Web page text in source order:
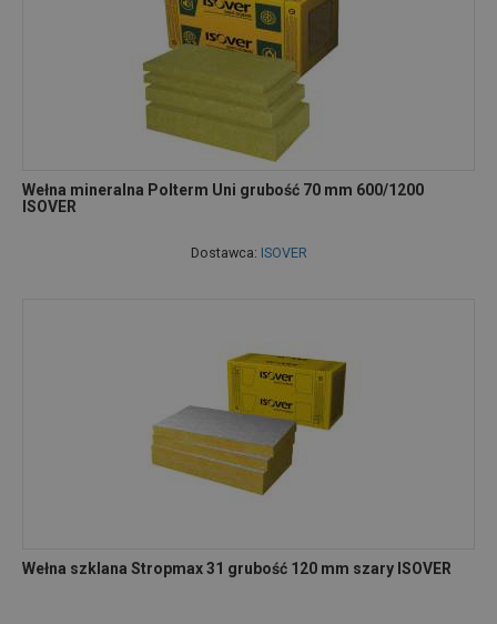
Wełna mineralna Polterm Uni grubość 70 mm 600/1200
ISOVER
Dostawca: ISOVER
Wełna szklana Stropmax 31 grubość 120 mm szary ISOVER